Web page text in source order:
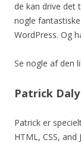
de kan drive det
nogle
WordPress. Og
Se nogle af den
Patrick
Patrick er
HTML, CSS, and